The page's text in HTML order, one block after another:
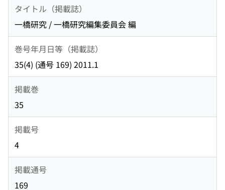
タイトル（掲載誌）
一橋研究 / 一橋研究編集委員会 編
巻号年月日等（掲載誌）
35(4) (通号 169) 2011.1
掲載巻
35
掲載号
4
掲載通号
169